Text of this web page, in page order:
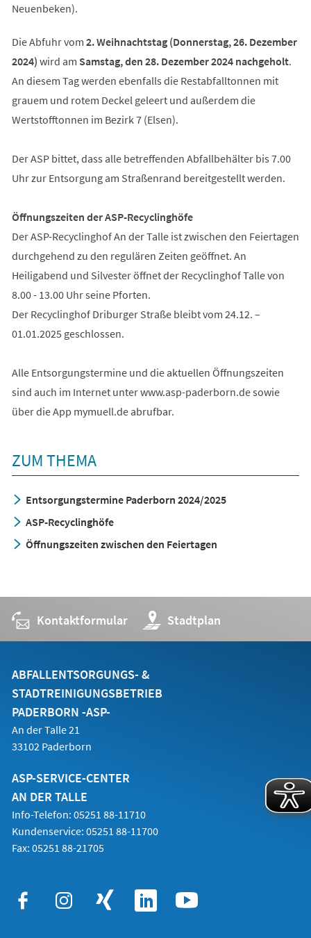
Neuenbeken).
Die Abfuhr vom 2. Weihnachtstag (Donnerstag, 26. Dezember
2024) wird am Samstag, den 28. Dezember 2024 nachgeholt.
An diesem Tag werden ebenfalls die Restabfalltonnen mit
grauem und rotem Deckel geleert und außerdem die
Wertstofftonnen im Bezirk 7 (Elsen).
Der ASP bittet, dass alle betreffenden Abfallbehälter bis 7.00
Uhr zur Entsorgung am Straßenrand bereitgestellt werden.
Öffnungszeiten der ASP-Recyclinghöfe
Der ASP-Recyclinghof An der Talle ist zwischen den Feiertagen
durchgehend zu den regulären Zeiten geöffnet. An
Heiligabend und Silvester öffnet der Recyclinghof Talle von
8.00 - 13.00 Uhr seine Pforten.
Der Recyclinghof Driburger Straße bleibt vom 24.12. –
01.01.2025 geschlossen.
Alle Entsorgungstermine und die aktuellen Öffnungszeiten
sind auch im Internet unter www.asp-paderborn.de sowie
über die App mymuell.de abrufbar.
ZUM THEMA
Entsorgungstermine Paderborn 2024/2025
ASP-Recyclinghöfe
Öffnungszeiten zwischen den Feiertagen
Kontaktformular Stadtplan
(Öffnet
in
einem
Tab)
ABFALLENTSORGUNGS- &
STADTREINIGUNGSBETRIEB
PADERBORN -ASP-
An der Talle 21
33102 Paderborn
ASP-SERVICE-CENTER
AN DER TALLE
Info-Telefon: 05251 88-11710
Kundenservice: 05251 88-11700
Fax: 05251 88-21705